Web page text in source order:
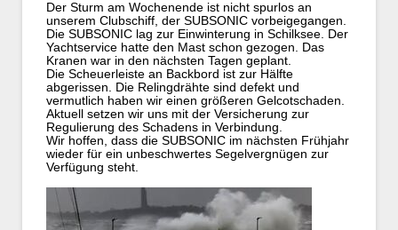
Der Sturm am Wochenende ist nicht spurlos an
unserem Clubschiff, der SUBSONIC vorbeigegangen.
Die SUBSONIC lag zur Einwinterung in Schilksee. Der
Yachtservice hatte den Mast schon gezogen. Das
Kranen war in den nächsten Tagen geplant.
Die Scheuerleiste an Backbord ist zur Hälfte
abgerissen. Die Relingdrähte sind defekt und
vermutlich haben wir einen größeren Gelcotschaden.
Aktuell setzen wir uns mit der Versicherung zur
Regulierung des Schadens in Verbindung.
Wir hoffen, dass die SUBSONIC im nächsten Frühjahr
wieder für ein unbeschwertes Segelvergnügen zur
Verfügung steht.